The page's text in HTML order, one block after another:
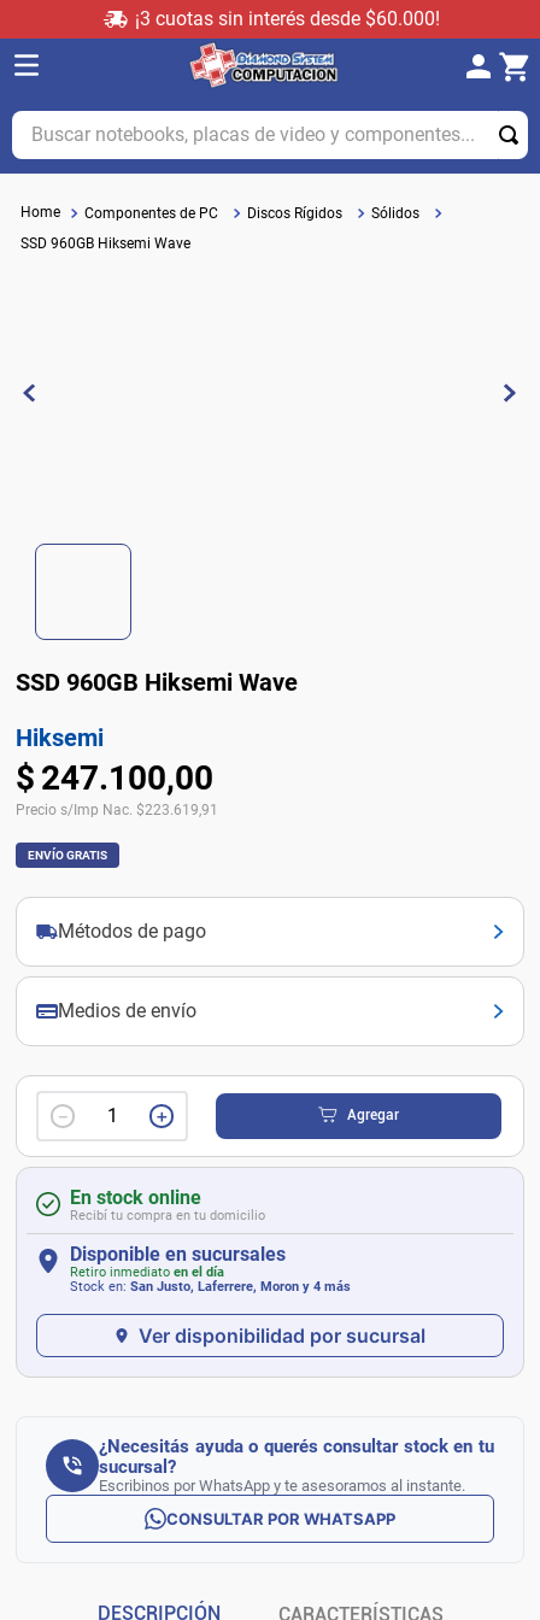
¡3 cuotas sin interés desde $60.000!
Buscar notebooks, placas de video y componentes...
Componentes de PC Discos Rígidos
Sólidos
SSD 960GB Hiksemi Wave
SSD 960GB Hiksemi Wave
Hiksemi
$ 247.100,00
Precio s/Imp Nac. $223.619,91
ENVÍO GRATIS
Métodos de pago
Medios de envío
＋
－ Agregar
En stock online
Recibí tu compra en tu domicilio
Disponible en sucursales
Retiro inmediato en el día
Stock en: San Justo, Laferrere, Moron y 4 más
Ver disponibilidad por sucursal
¿Necesitás ayuda o querés consultar stock en tu
sucursal?
Escribinos por WhatsApp y te asesoramos al instante.
CONSULTAR POR WHATSAPP
DESCRIPCIÓN CARACTERÍSTICAS